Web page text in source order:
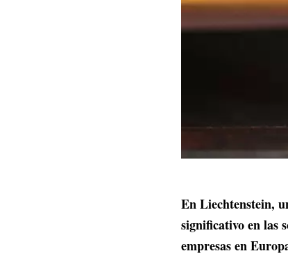
En Liechtenstein,
significativo en las
empresas en